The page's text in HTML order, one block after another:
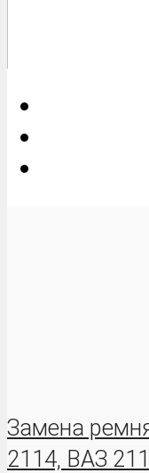
Замена
2114, ВАЗ